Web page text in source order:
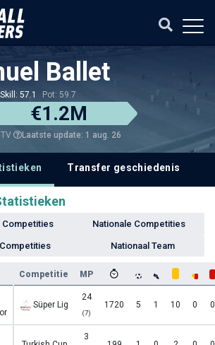
Ballet
Skill: 57.1 Pot: 59.7
€1.2M
Laatste update: 1 aug. 26
Transfer geschiedenis
Competities Nationale Competities
Nationaal Team
Competitie MP
Süper Lig
24
(7)
1720 5 1 10 0 0
3